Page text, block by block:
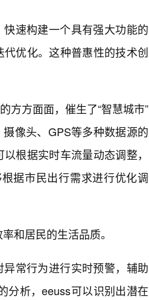
速构建一个具有强大功能的
优化。这种普惠性的技术创
方方面面，催生了“智慧城市”
像头、GPS等多种数据源的
根据实时车流量动态调整，
据市民出行需求进行优化调
和居民的生活品质。
常行为进行实时预警，辅助
分析，eeuss可以识别出潜在